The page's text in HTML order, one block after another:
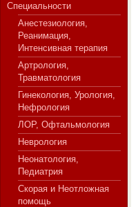
СЕРВЕР МЕДИЦИНСКОГО
Специальности
Анестезиология,
Реанимация,
Интенсивная терапия
Артрология,
Травматология
Гинекология, Урология,
Нефрология
ЛОР, Офтальмология
Неврология
Неонатология,
Педиатрия
Скорая и Неотложная
помощь